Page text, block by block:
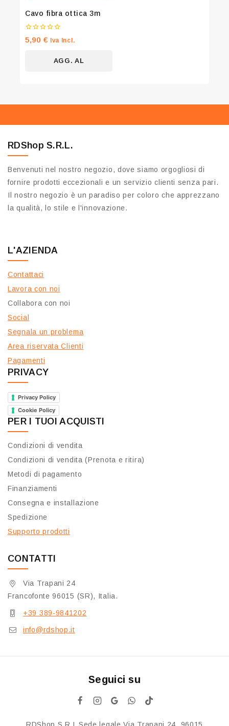
Cavo fibra ottica 3m
0
su
5,90 € Iva Incl.
AGG. AL
RDShop S.R.L.
Benvenuti nel nostro negozio, dove siamo orgogliosi di
fornire prodotti eccezionali e un servizio clienti senza pari.
Il nostro negozio è un paradiso per coloro che apprezzano
la qualità, lo stile e l'innovazione.
L'AZIENDA
Contattaci
Lavora con noi
Collabora con noi
Social
Segnala un problema
Area riservata Clienti
Pagamenti
PRIVACY
Privacy Policy
Cookie Policy
PER I TUOI ACQUISTI
Condizioni di vendita
Condizioni di vendita (Prenota e ritira)
Metodi di pagamento
Finanziamenti
Consegna e installazione
Spedizione
Supporto prodotti
CONTATTI
Via Trapani 24
Francofonte 96015 (SR), Italia.
+39 389-9841202
info@rdshop.it
Seguici su
By subscribing, you agree to our privacy policy.